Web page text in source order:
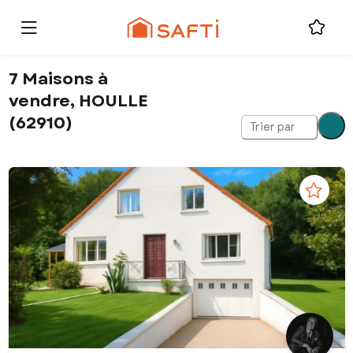
7 Maisons à
vendre, HOULLE
(62910)
Trier par